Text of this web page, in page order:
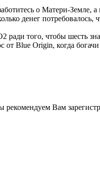
о Матери-
денег
того, чтобы шесть
Blue Origin, когда
Вам